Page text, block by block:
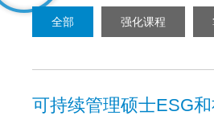
全部 强化课程
可持续管理硕士ESG